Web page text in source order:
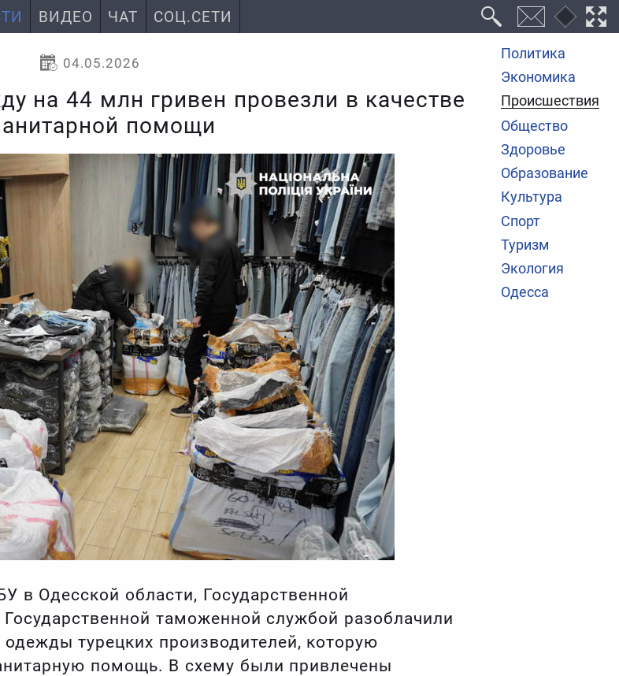
ВИДЕО ЧАТ СОЦ.СЕТИ
Политика
Экономика
Происшествия
Общество
Здоровье
Образование
Культура
Спорт
Туризм
Экология
Одесса
04.05.2026
на 44 млн гривен провезли в качестве
помощи
в Одесской области, Государственной
таможенной службой разоблачили
турецких производителей, которую
помощь. В схему были привлечены